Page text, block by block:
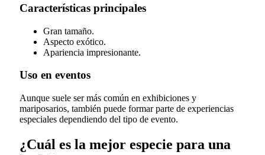
Características principales
Gran tamaño.
Aspecto exótico.
Apariencia impresionante.
Uso en eventos
Aunque suele ser más común en exhibiciones y
mariposarios, también puede formar parte de experiencias
especiales dependiendo del tipo de evento.
¿Cuál es la mejor especie para una